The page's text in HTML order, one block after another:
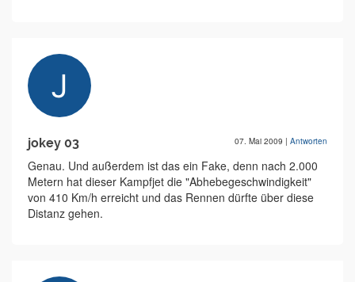
jokey 03 07. Mai 2009 | Antworten
Genau. Und außerdem ist das ein Fake, denn nach 2.000
Metern hat dieser Kampfjet die "Abhebegeschwindigkeit"
von 410 Km/h erreicht und das Rennen dürfte über diese
Distanz gehen.